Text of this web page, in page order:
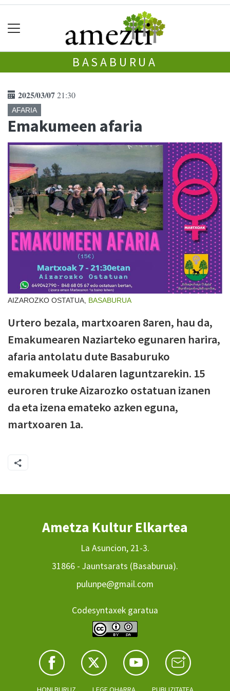
BASABURUA
2025/03/0721:30
AFARIA
Emakumeen afaria
AIZAROZKO OSTATUA, BASABURUA
Urtero bezala, martxoaren 8aren, hau da,
Emakumearen Naziarteko egunaren harira,
afaria antolatu dute Basaburuko
emakumeek Udalaren laguntzarekin. 15
euroren truke Aizarozko ostatuan izanen
da eta izena emateko azken eguna,
martxoaren 1a.
Ametza Kultur Elkartea
La Asuncion, 21-3.
31866 - Jauntsarats (Basaburua).
pulunpe@gmail.com
Codesyntaxek garatua